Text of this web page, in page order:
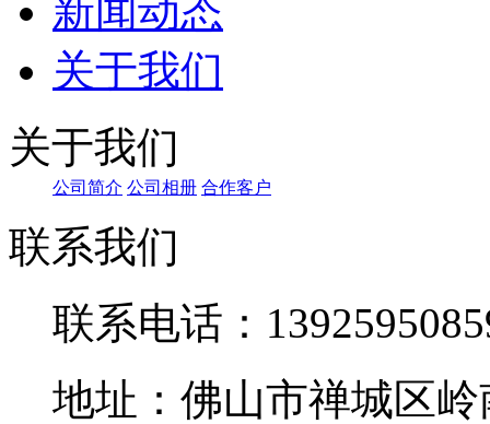
新闻动态
关于我们
关于我们
公司简介 公司相册 合作客户
联系我们
联系电话：
地址：佛山市禅城区